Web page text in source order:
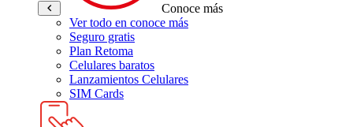
Conoce más
Ver todo en conoce más
Seguro gratis
Plan Retoma
Celulares baratos
Lanzamientos Celulares
SIM Cards